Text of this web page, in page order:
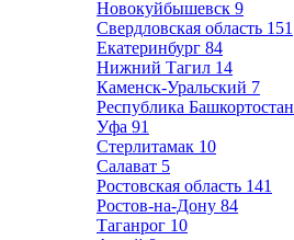
Новокуйбышевск 9
Свердловская область 151
Екатеринбург 84
Нижний Тагил 14
Каменск-Уральский 7
Республика Башкортостан
Уфа 91
Стерлитамак 10
Салават 5
Ростовская область 141
Ростов-на-Дону 84
Таганрог 10